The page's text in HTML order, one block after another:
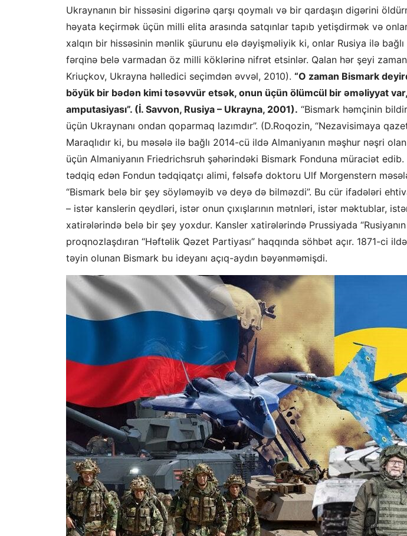
Ukraynanın bir hissəsini digərinə qarşı qoymalı və bir qardaşın digərini
həyata keçirmək üçün milli elita arasında satqınlar tapıb yetişdirmək və
xalqın bir hissəsinin mənlik şüurunu elə dəyişməliyik ki, onlar Rusiya ilə
fərqinə belə varmadan öz milli köklərinə nifrət etsinlər. Qalan hər şeyi
Kriuçkov, Ukrayna həlledici seçimdən əvvəl, 2010). “O zaman Bismark
böyük bir bədən kimi təsəvvür etsək, onun üçün ölümcül bir əməliyyat var,
amputasiyası”. (İ. Savvon, Rusiya – Ukrayna, 2001). “Bismark həmçinin
üçün Ukraynanı ondan qoparmaq lazımdır”. (D.Roqozin, “Nezavisimaya
Maraqlıdır ki, bu məsələ ilə bağlı 2014-cü ildə Almaniyanın məşhur nəşri
üçün Almaniyanın Friedrichsruh şəhərindəki Bismark Fonduna müraciət
tədqiq edən Fondun tədqiqatçı alimi, fəlsəfə doktoru Ulf Morgenstern
“Bismark belə bir şey söyləməyib və deyə də bilməzdi”. Bu cür ifadələri
– istər kanslerin qeydləri, istər onun çıxışlarının mətnləri, istər məktublar,
xatirələrində belə bir şey yoxdur. Kansler xatirələrində Prussiyada “Rusiyanın
proqnozlaşdıran “Həftəlik Qəzet Partiyası” haqqında söhbət açır. 1871-ci
təyin olunan Bismark bu ideyanı açıq-aydın bəyənməmişdi.